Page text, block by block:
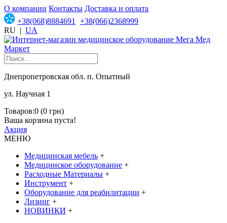
О компании Контакты Доставка и оплата
+38(068)8884691
+38(066)2368999
RU | UA
Днепропетровская обл. п. Опытный
ул. Научная 1
Товаров:0 (0 грн)
Ваша корзина пуста!
Акция
МЕНЮ
Медицинская мебель +
Медицинское оборудование +
Расходные Материалы +
Инструмент +
Оборудование для реабилитации +
Лизинг +
НОВИНКИ +